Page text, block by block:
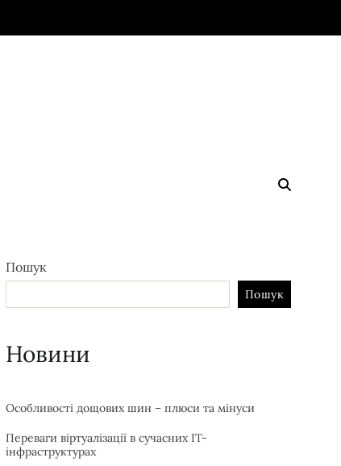
Пошук
Пошук
Новини
Особливості дощових шин – плюси та мінуси
Переваги віртуалізації в сучасних IT-
інфраструктурах